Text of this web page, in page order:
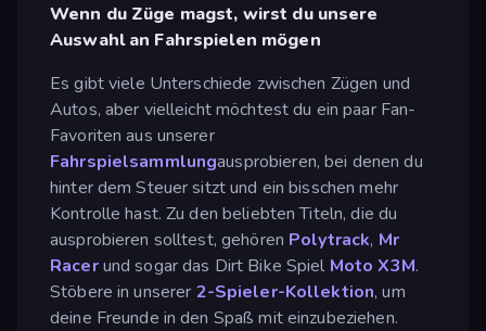
Wenn du Züge magst, wirst du unsere
Auswahl an Fahrspielen mögen
Es gibt viele Unterschiede zwischen Zügen und
Autos, aber vielleicht möchtest du ein paar Fan-
Favoriten aus unserer
Fahrspielsammlungausprobieren, bei denen du
hinter dem Steuer sitzt und ein bisschen mehr
Kontrolle hast. Zu den beliebten Titeln, die du
ausprobieren solltest, gehören Polytrack, Mr
Racerund sogar das Dirt Bike Spiel Moto X3M.
Stöbere in unserer 2-Spieler-Kollektion, um
deine Freunde in den Spaß mit einzubeziehen.